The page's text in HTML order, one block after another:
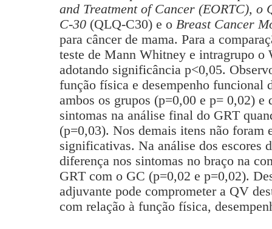
and Treatment of Cancer (EORTC), o
C-30 (QLQ-C30) e o Breast Cancer
para câncer de mama. Para a
teste de Mann Whitney e intragrupo o
adotando significância p<0,05.
função física e desempenho funcional
ambos os grupos (p=0,00 e p= 0,02) e
sintomas na análise final do GRT
(p=0,03). Nos demais itens não foram
significativas. Na análise dos escores
diferença nos sintomas no braço na
GRT com o GC (p=0,02 e p=0,02).
adjuvante pode comprometer a QV
com relação à função física,